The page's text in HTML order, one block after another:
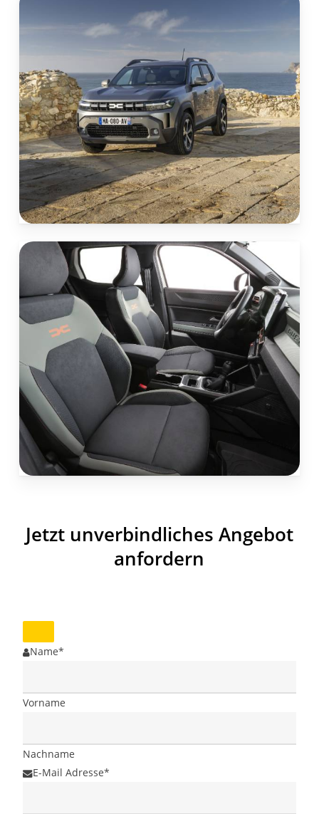
Jetzt unverbindliches Angebot
anfordern
Name*
Vorname
Nachname
E-Mail Adresse*